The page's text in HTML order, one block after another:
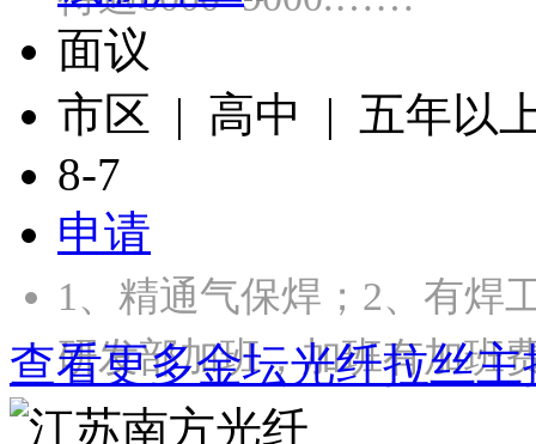
面议
市区 | 高中 | 五年以
8-7
申请
1、精通气保焊；2、有焊
研发部加班，加班有加
查看更多金坛光纤拉丝